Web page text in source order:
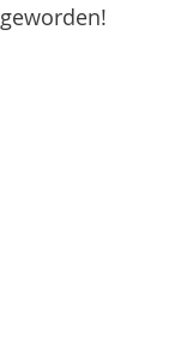
geworden!